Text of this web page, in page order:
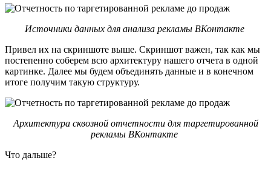
Источники данных для анализа рекламы ВКонтакте
Привел их на скриншоте выше. Скриншот важен, так как мы
постепенно соберем всю архитектуру нашего отчета в одной
картинке. Далее мы будем объединять данные и в конечном
итоге получим такую структуру.
Архитектура сквозной отчетности для таргетированной
рекламы ВКонтакте
Что дальше?